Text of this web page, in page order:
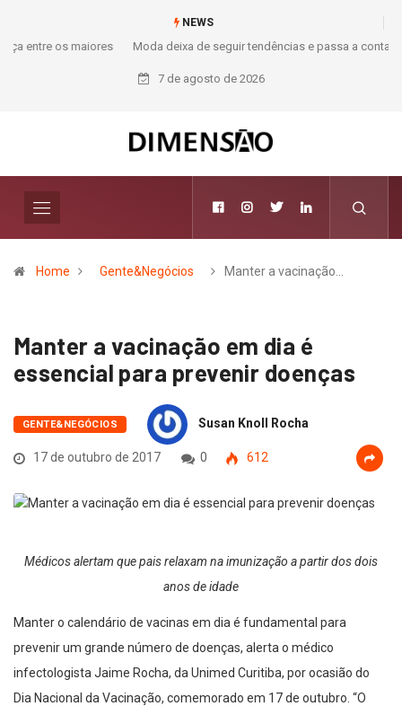
NEWS
Moda deixa de seguir tendências e passa a contar histórias; Forward
aposta na curadoria como novo luxo
7 de agosto de 2026
Home Gente&Negócios Manter a vacinação…
Manter a vacinação em dia é
essencial para prevenir doenças
GENTE&NEGÓCIOS Susan Knoll Rocha
17 de outubro de 2017 0 612
Médicos alertam que pais relaxam na imunização a partir dos dois
anos de idade
Manter o calendário de vacinas em dia é fundamental para
prevenir um grande número de doenças, alerta o médico
infectologista Jaime Rocha, da Unimed Curitiba, por ocasião do
Dia Nacional da Vacinação, comemorado em 17 de outubro. “O